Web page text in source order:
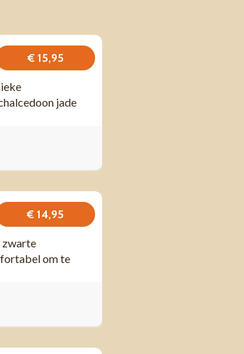
€ 15,95
jade
€ 14,95
zwarte
om te